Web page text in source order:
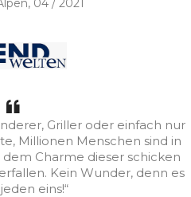
04 / 2021
Griller oder einfach nur
Millionen Menschen sind in
Charme dieser schicken
Kein Wunder, denn es
eins!“